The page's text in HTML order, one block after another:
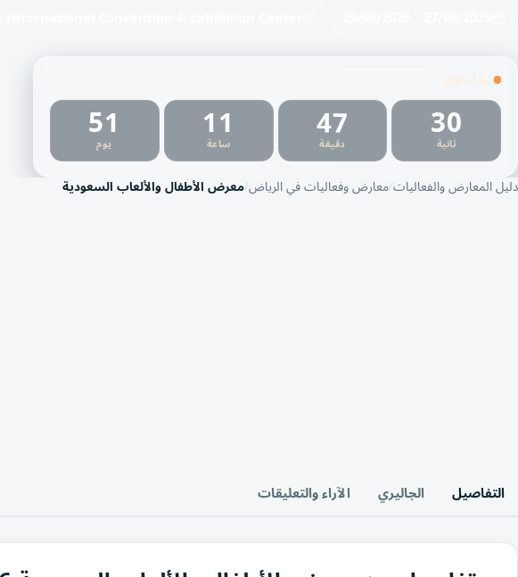
تبدأ خلال
51
يوم 11
ساعة 47
دقيقة 29
ثانية
دليل المعارض والفعالياتمعارض وفعاليات في الرياضمعرض الأطفال والألعاب السعودية
التفاصيل الجاليري الآراء والتعليقات